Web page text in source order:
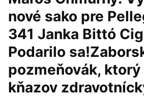
nové sako pre
341 Janka Bittó
Podarilo
pozmeňovák, ktorý
kňazov